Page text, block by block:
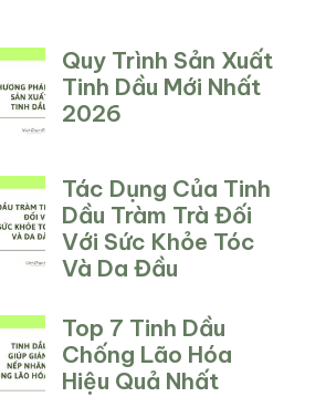
Quy Trình Sản Xuất
Tinh Dầu Mới Nhất
2026
Tác Dụng Của Tinh
Dầu Tràm Trà Đối
Với Sức Khỏe Tóc
Và Da Đầu
Top 7 Tinh Dầu
Chống Lão Hóa
Hiệu Quả Nhất